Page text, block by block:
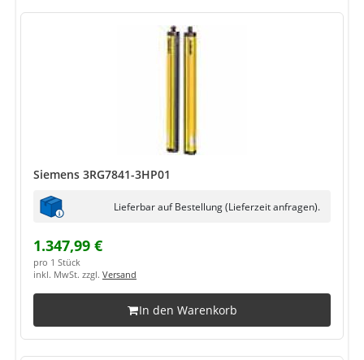
Siemens 3RG7841-3HP01
Lieferbar auf Bestellung (Lieferzeit anfragen).
1.347,99 €
pro 1 Stück
inkl. MwSt. zzgl. Versand
In den Warenkorb